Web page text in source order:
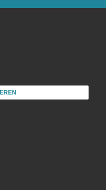
ein neues Fenster))
Fenster))